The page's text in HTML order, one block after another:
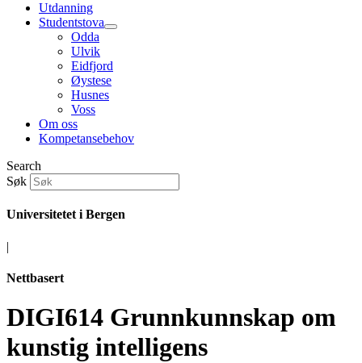
Utdanning
Studentstova
Odda
Ulvik
Eidfjord
Øystese
Husnes
Voss
Om oss
Kompetansebehov
Search
Søk
Universitetet i Bergen
|
Nettbasert
DIGI614 Grunnkunnskap om
kunstig intelligens